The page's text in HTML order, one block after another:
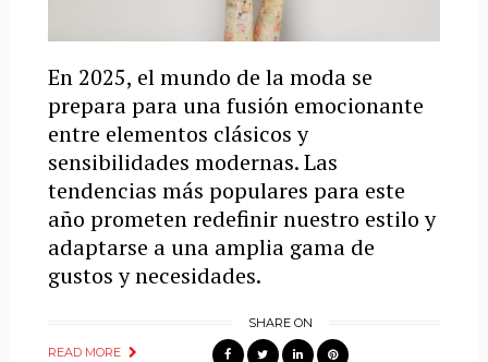
En 2025, el mundo de la moda se
prepara para una fusión emocionante
entre elementos clásicos y
sensibilidades modernas. Las
tendencias más populares para este
año prometen redefinir nuestro estilo y
adaptarse a una amplia gama de
gustos y necesidades.
READ MORE
SHARE ON